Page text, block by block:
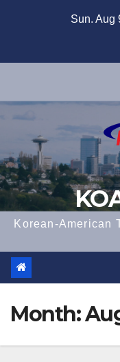
Sun. Aug
Korean-American
Month: